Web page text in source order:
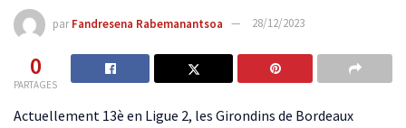
par Fandresena Rabemanantsoa 28/12/2023
0
PARTAGES
Actuellement 13è en Ligue 2, les Girondins de Bordeaux